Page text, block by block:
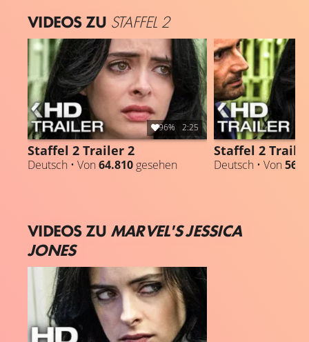
VIDEOS ZU STAFFEL 2
96% 2:25
Staffel 2 Trailer 2
Deutsch • Von64.810 gesehen
Staffel 2
Deutsch • Von
VIDEOS ZU MARVEL'S JESSICA
JONES